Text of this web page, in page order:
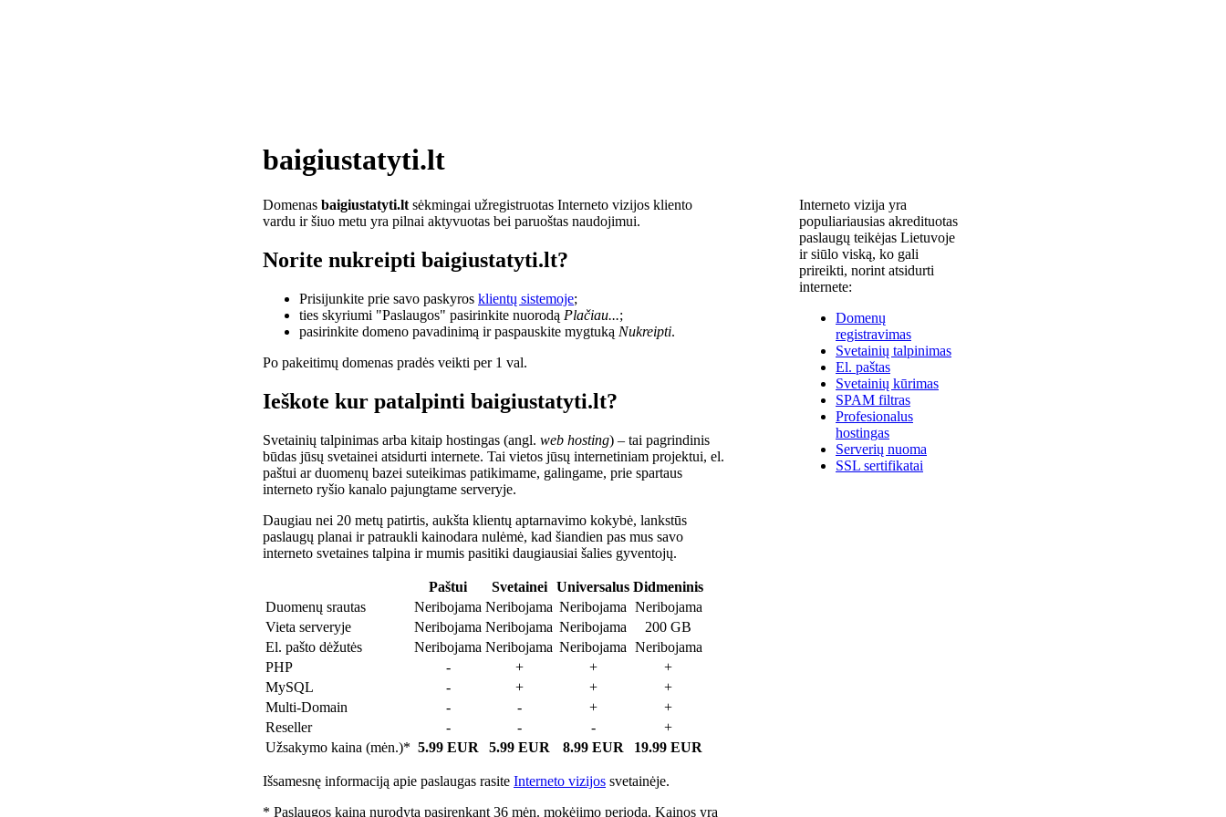
baigiustatyti.lt
Domenas baigiustatyti.lt sėkmingai užregistruotas Interneto vizijos kliento
vardu ir šiuo metu yra pilnai aktyvuotas bei paruoštas naudojimui.
Norite nukreipti baigiustatyti.lt?
Prisijunkite prie savo paskyros klientų sistemoje;
ties skyriumi "Paslaugos" pasirinkite nuorodą Plačiau...;
pasirinkite domeno pavadinimą ir paspauskite mygtuką Nukreipti.
Po pakeitimų domenas pradės veikti per 1 val.
Ieškote kur patalpinti baigiustatyti.lt?
Svetainių talpinimas arba kitaip hostingas (angl. web hosting) – tai pagrindinis
būdas jūsų svetainei atsidurti internete. Tai vietos jūsų internetiniam projektui, el.
paštui ar duomenų bazei suteikimas patikimame, galingame, prie spartaus
interneto ryšio kanalo pajungtame serveryje.
Daugiau nei 20 metų patirtis, aukšta klientų aptarnavimo kokybė, lankstūs
paslaugų planai ir patraukli kainodara nulėmė, kad šiandien pas mus savo
interneto svetaines talpina ir mumis pasitiki daugiausiai šalies gyventojų.
Paštui Svetainei Universalus Didmeninis
Duomenų srautas
Neribojama Neribojama Neribojama Neribojama
Vieta serveryje
Neribojama Neribojama Neribojama
200 GB
El. pašto dėžutės
Neribojama Neribojama Neribojama Neribojama
PHP
- + +
+
MySQL
- + +
+
Multi-Domain
- - +
+
Reseller
- - -
+
Užsakymo kaina (mėn.)* 5.99 EUR 5.99 EUR 8.99 EUR 19.99 EUR
Išsamesnę informaciją apie paslaugas rasite Interneto vizijos svetainėje.
* Paslaugos kaina nurodyta pasirenkant 36 mėn. mokėjimo periodą. Kainos yra
Interneto vizija yra
populiariausias akredituotas
paslaugų teikėjas Lietuvoje
ir siūlo viską, ko gali
prireikti, norint atsidurti
internete:
Domenų
registravimas
Svetainių talpinimas
El. paštas
Svetainių kūrimas
SPAM filtras
Profesionalus
hostingas
Serverių nuoma
SSL sertifikatai